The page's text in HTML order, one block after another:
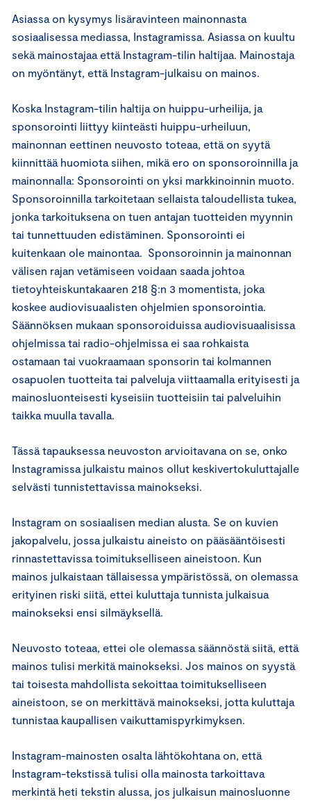
Asiassa on kysymys lisäravinteen mainonnasta
sosiaalisessa mediassa, Instagramissa. Asiassa on kuultu
sekä mainostajaa että Instagram-tilin haltijaa. Mainostaja
on myöntänyt, että Instagram-julkaisu on mainos.
Koska Instagram-tilin haltija on huippu-urheilija, ja
sponsorointi liittyy kiinteästi huippu-urheiluun,
mainonnan eettinen neuvosto toteaa, että on syytä
kiinnittää huomiota siihen, mikä ero on sponsoroinnilla ja
mainonnalla: Sponsorointi on yksi markkinoinnin muoto.
Sponsoroinnilla tarkoitetaan sellaista taloudellista tukea,
jonka tarkoituksena on tuen antajan tuotteiden myynnin
tai tunnettuuden edistäminen. Sponsorointi ei
kuitenkaan ole mainontaa. Sponsoroinnin ja mainonnan
välisen rajan vetämiseen voidaan saada johtoa
tietoyhteiskuntakaaren 218 §:n 3 momentista, joka
koskee audiovisuaalisten ohjelmien sponsorointia.
Säännöksen mukaan sponsoroiduissa audiovisuaalisissa
ohjelmissa tai radio-ohjelmissa ei saa rohkaista
ostamaan tai vuokraamaan sponsorin tai kolmannen
osapuolen tuotteita tai palveluja viittaamalla erityisesti ja
mainosluonteisesti kyseisiin tuotteisiin tai palveluihin
taikka muulla tavalla.
Tässä tapauksessa neuvoston arvioitavana on se, onko
Instagramissa julkaistu mainos ollut keskivertokuluttajalle
selvästi tunnistettavissa mainokseksi.
Instagram on sosiaalisen median alusta. Se on kuvien
jakopalvelu, jossa julkaistu aineisto on pääsääntöisesti
rinnastettavissa toimitukselliseen aineistoon. Kun
mainos julkaistaan tällaisessa ympäristössä, on olemassa
erityinen riski siitä, ettei kuluttaja tunnista julkaisua
mainokseksi ensi silmäyksellä.
Neuvosto toteaa, ettei ole olemassa säännöstä siitä, että
mainos tulisi merkitä mainokseksi. Jos mainos on syystä
tai toisesta mahdollista sekoittaa toimitukselliseen
aineistoon, se on merkittävä mainokseksi, jotta kuluttaja
tunnistaa kaupallisen vaikuttamispyrkimyksen.
Instagram-mainosten osalta lähtökohtana on, että
Instagram-tekstissä tulisi olla mainosta tarkoittava
merkintä heti tekstin alussa, jos julkaisun mainosluonne